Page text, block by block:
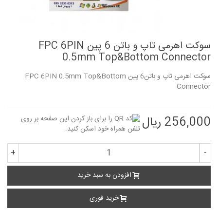
سوکت اهرمی تاپ و باتن 6 پین FPC 6PIN
0.5mm Top&Bottom Connector
سوکت اهرمی تاپ و باتن6 پین FPC 6PIN 0.5mm Top&Bottom
Connector
256,000 ریال
-
+
افزودن به سبد خرید
خرید فوری